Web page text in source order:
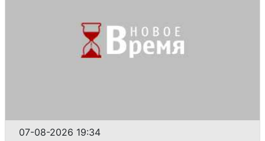
07-08-2026 19:34